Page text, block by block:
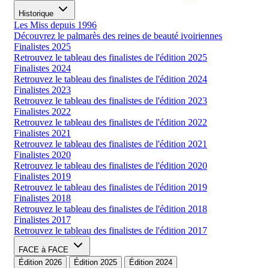
Historique
Les Miss depuis 1996
Découvrez le palmarès des reines de beauté ivoiriennes
Finalistes 2025
Retrouvez le tableau des finalistes de l'édition 2025
Finalistes 2024
Retrouvez le tableau des finalistes de l'édition 2024
Finalistes 2023
Retrouvez le tableau des finalistes de l'édition 2023
Finalistes 2022
Retrouvez le tableau des finalistes de l'édition 2022
Finalistes 2021
Retrouvez le tableau des finalistes de l'édition 2021
Finalistes 2020
Retrouvez le tableau des finalistes de l'édition 2020
Finalistes 2019
Retrouvez le tableau des finalistes de l'édition 2019
Finalistes 2018
Retrouvez le tableau des finalistes de l'édition 2018
Finalistes 2017
Retrouvez le tableau des finalistes de l'édition 2017
FACE à FACE
Édition 2026
Édition 2025 Édition 2024